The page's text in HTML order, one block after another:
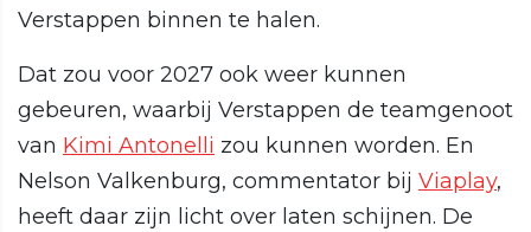
Verstappen binnen te halen.
Dat zou voor 2027 ook weer kunnen
gebeuren, waarbij Verstappen de teamgenoot
van Kimi Antonelli zou kunnen worden. En
Nelson Valkenburg, commentator bij Viaplay,
heeft daar zijn licht over laten schijnen. De